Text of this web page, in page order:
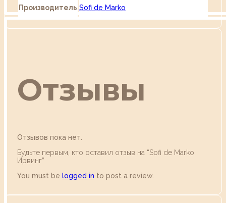
Производитель Sofi de Marko
Отзывы
Отзывов пока нет.
Будьте первым, кто оставил отзыв на “Sofi de Marko
Ирвинг”
You must be logged in to post a review.